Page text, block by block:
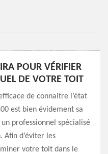
POUR VÉRIFIER
DE VOTRE TOIT
de connaitre l’état
est bien évidement sa
professionnel spécialisé
Afin d’éviter les
votre toit dans le